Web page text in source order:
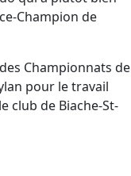
Champion de
Championnats de
pour le travail
club de Biache-St-